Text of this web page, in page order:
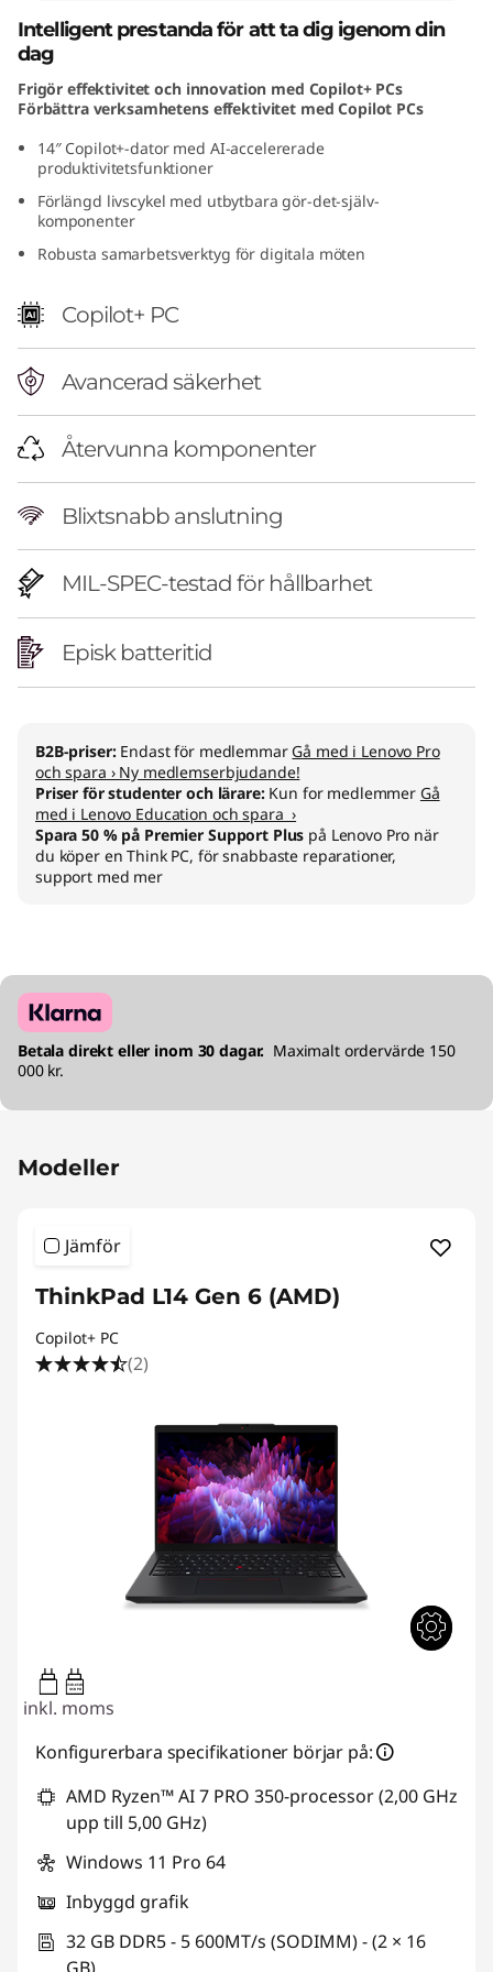
D
Intelligent prestanda för att ta dig igenom din
dag
Frigör effektivitet och innovation med Copilot+ PCs
Förbättra verksamhetens effektivitet med Copilot PCs
14″ Copilot+-dator med AI-accelererade
produktivitetsfunktioner
Förlängd livscykel med utbytbara gör-det-själv-
komponenter
Robusta samarbetsverktyg för digitala möten
Copilot+ PC
Avancerad säkerhet
Återvunna komponenter
Blixtsnabb anslutning
MIL-SPEC-testad för hållbarhet
Episk batteritid
B2B-priser: Endast för medlemmar Gå med i Lenovo Pro
och spara › Ny medlemserbjudande!
Priser för studenter och lärare: Kun for medlemmer Gå
med i Lenovo Education och spara ›
Spara 50 % på Premier Support Plus på Lenovo Pro när
du köper en Think PC, för snabbaste reparationer,
support med mer
Betala direkt eller inom 30 dagar. Maximalt ordervärde 150
000 kr.
Modeller
Jämför
ThinkPad L14 Gen 6 (AMD)
Copilot+ PC
(2)
65W-65W
USB PD
inkl. moms
Konfigurerbara specifikationer börjar på:
AMD Ryzen™ AI 7 PRO 350-processor (2,00 GHz
upp till 5,00 GHz)
Windows 11 Pro 64
Inbyggd grafik
32 GB DDR5 - 5 600MT/s (SODIMM) - (2 × 16